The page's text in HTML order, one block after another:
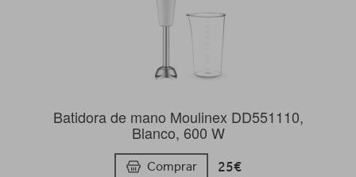
Batidora de mano Moulinex DD551110,
Blanco, 600 W
Comprar 25€